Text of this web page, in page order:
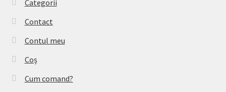
Categorii
Contact
Contul meu
Coș
Cum comand?